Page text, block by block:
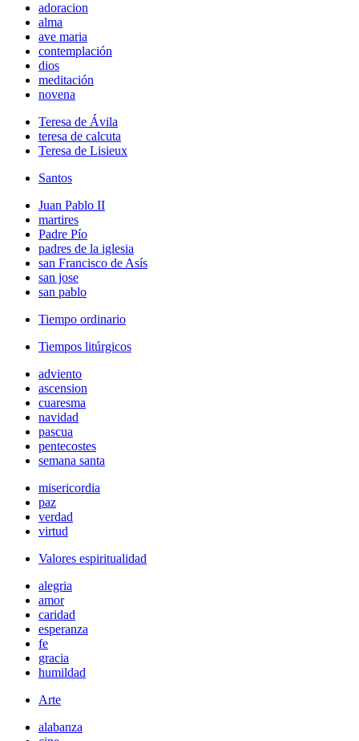
adoracion
alma
ave maria
contemplación
dios
meditación
novena
Teresa de Ávila
teresa de calcuta
Teresa de Lisieux
Santos
Juan Pablo II
martires
Padre Pío
padres de la iglesia
san Francisco de Asís
san jose
san pablo
Tiempo ordinario
Tiempos litúrgicos
adviento
ascension
cuaresma
navidad
pascua
pentecostes
semana santa
misericordia
paz
verdad
virtud
Valores espiritualidad
alegria
amor
caridad
esperanza
fe
gracia
humildad
Arte
alabanza